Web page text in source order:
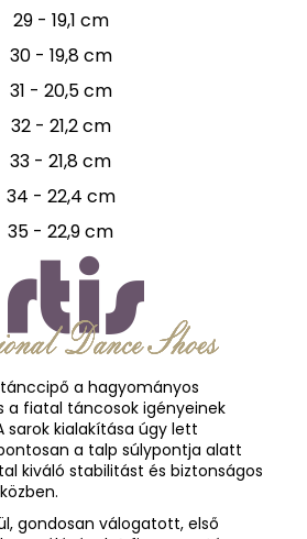
29 - 19,1 cm
30 - 19,8 cm
31 - 20,5 cm
32 - 21,2 cm
33 - 21,8 cm
34 - 22,4 cm
35 - 22,9 cm
a hagyományos
a fiatal táncosok igényeinek
sarok kialakítása úgy lett
a talp súlypontja alatt
kiváló stabilitást és biztonságos
gondosan válogatott, első